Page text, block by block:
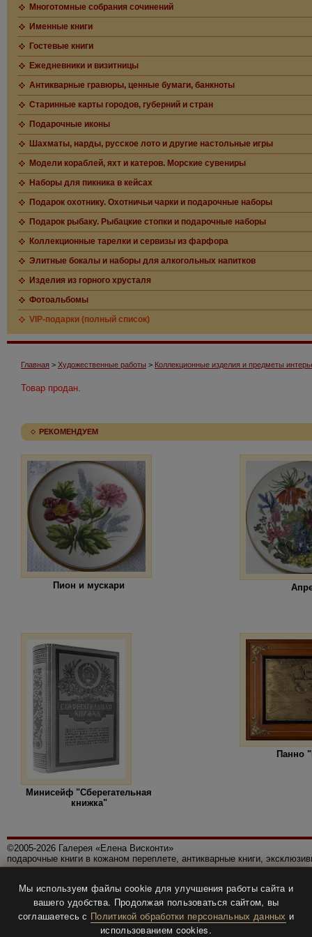
Многотомные собрания сочинений
Именные книги
Гостевые книги
Ежедневники и визитницы
Антикварные гравюры, ценные бумаги, банкноты
Старинные карты городов, губерний и стран
Подарочные иконы
Шахматы, нарды, русское лото и другие настольные игры
Модели кораблей, яхт и катеров. Морские сувениры
Наборы для пикника в кейсах
Подарок охотнику. Охотничьи чарки и подарочные наборы
Подарок рыбаку. Рыбацкие стопки и подарочные наборы
Коллекционные тарелки и сервизы из фарфора
Элитные бокалы и наборы для алкогольных напитков
Изделия из горного хрусталя
Фотоальбомы
VIP-подарки (полный список)
Главная > Художественные работы > Коллекционные изделия и предметы
Товар продан.
РЕКОМЕНДУЕМ
Пион и мускари
Минисейф "Сберегательная
книжка"
Панно
©2005-2026 Галерея «Елена Висконти»
подарочные книги в кожаном переплете, антикварные книги,
Политика конфиденциальности
Все права защищены.
Разработка и дизайнBTV-info.
Мы используем файлы cookie для улучшения работы сайта и
вашего удобства. Продолжая пользоваться сайтом, вы
соглашаетесь с Политикой обработки персональных данных и
использованием cookies.